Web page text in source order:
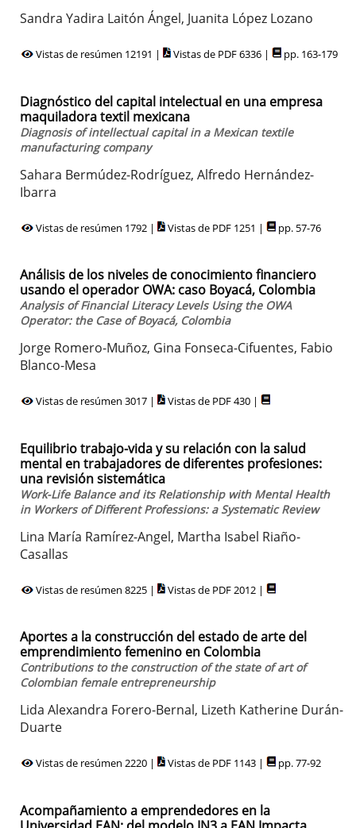
Sandra Yadira Laitón Ángel, Juanita López Lozano
Vistas de resúmen 12191 | Vistas de PDF 6336 | pp. 163-179
Diagnóstico del capital intelectual en una empresa
maquiladora textil mexicana
Diagnosis of intellectual capital in a Mexican textile
manufacturing company
Sahara Bermúdez-Rodríguez, Alfredo Hernández-
Ibarra
Vistas de resúmen 1792 | Vistas de PDF 1251 | pp. 57-76
Análisis de los niveles de conocimiento financiero
usando el operador OWA: caso Boyacá, Colombia
Analysis of Financial Literacy Levels Using the OWA
Operator: the Case of Boyacá, Colombia
Jorge Romero-Muñoz, Gina Fonseca-Cifuentes, Fabio
Blanco-Mesa
Vistas de resúmen 3017 | Vistas de PDF 430 |
Equilibrio trabajo-vida y su relación con la salud
mental en trabajadores de diferentes profesiones:
una revisión sistemática
Work-Life Balance and its Relationship with Mental Health
in Workers of Different Professions: a Systematic Review
Lina María Ramírez-Angel, Martha Isabel Riaño-
Casallas
Vistas de resúmen 8225 | Vistas de PDF 2012 |
Aportes a la construcción del estado de arte del
emprendimiento femenino en Colombia
Contributions to the construction of the state of art of
Colombian female entrepreneurship
Lida Alexandra Forero-Bernal, Lizeth Katherine Durán-
Duarte
Vistas de resúmen 2220 | Vistas de PDF 1143 | pp. 77-92
Acompañamiento a emprendedores en la